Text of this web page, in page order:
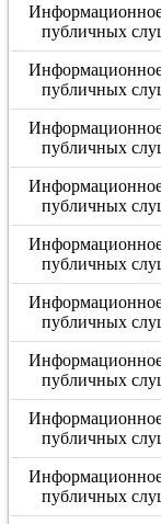
публичных
публичных
публичных
публичных
публичных
публичных
публичных
публичных
публичных